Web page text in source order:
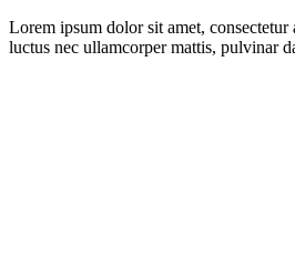
Lorem ipsum dolor sit amet,
luctus nec ullamcorper mattis, pulvinar